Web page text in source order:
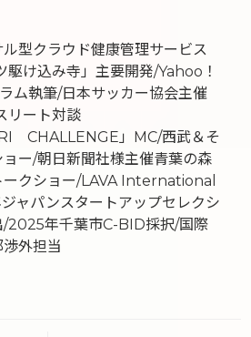
型クラウド健康管理サービス
駆け込み寺」主要開発/Yahoo！
ム執筆/日本サッカー協会主催
リート対談
CHALLENGE」MC/西武＆そ
ー/朝日新聞社様主催青葉の森
ークショー/LAVA International
ャパンスタートアップセレクシ
/2025年千葉市C-BID採択/国際
外担当